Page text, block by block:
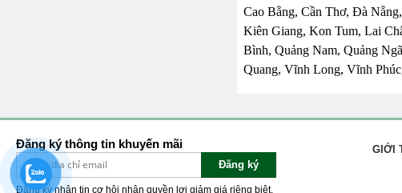
Cao Bằng, Cần Thơ, Đà
Kiên Giang, Kon Tum, Lai
Bình, Quảng Nam, Quảng
Quang, Vĩnh Long, Vĩnh
Đăng ký thông tin khuyến mãi
Đăng ký
Đăng ký nhận tin cơ hội nhận quyền lợi giảm giá riêng biệt.
GIỚI